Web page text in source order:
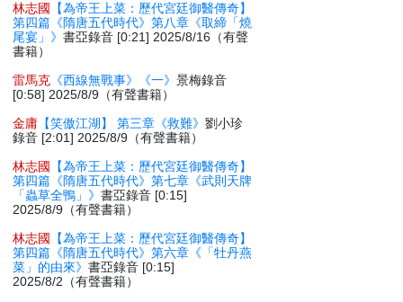
林志國
【為帝王上菜：歷代宮廷御醫傳奇】
第四篇《隋唐五代時代》第八章《取締「燒
尾宴」》書亞錄音 [0:21] 2025/8/16（有聲
書籍）
雷馬克 《西線無戰事》《一》景梅錄音
[0:58] 2025/8/9（有聲書籍）
金庸 【笑傲江湖】 第三章《救難》劉小珍
錄音 [2:01] 2025/8/9（有聲書籍）
林志國
【為帝王上菜：歷代宮廷御醫傳奇】
第四篇《隋唐五代時代》第七章《武則天牌
「蟲草全鴨」》書亞錄音 [0:15]
2025/8/9（有聲書籍）
林志國
【為帝王上菜：歷代宮廷御醫傳奇】
第四篇《隋唐五代時代》第六章《「牡丹燕
菜」的由來》書亞錄音 [0:15]
2025/8/2（有聲書籍）